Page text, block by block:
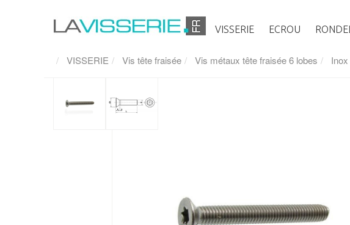
VISSERIE ECROU
VISSERIE Vis tête fraisée Vis métaux tête fraisée 6 lobes